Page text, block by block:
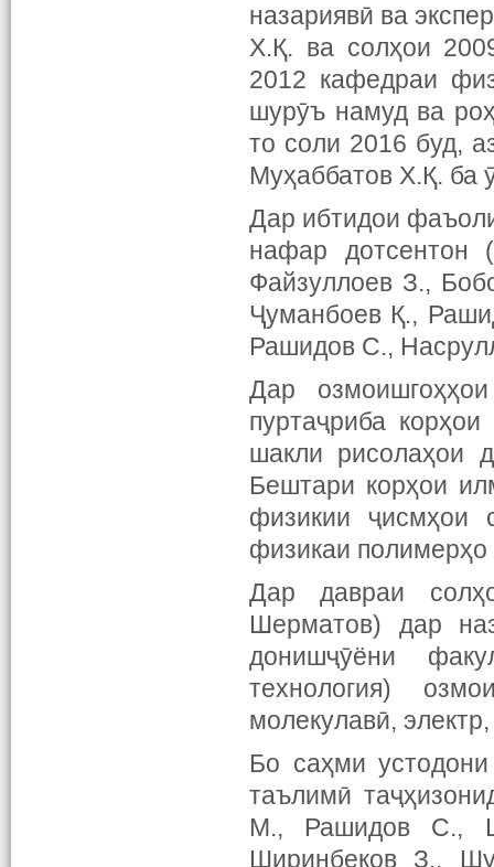
назариявӣ ва
Х.Қ. ва солҳои
2012 кафедраи
шурӯъ намуд ва
то соли 2016 буд,
Муҳаббатов Х.Қ. ба
Дар ибтидои
нафар дотсентон
Файзуллоев З.,
Ҷуманбоев Қ.,
Рашидов С.,
Дар
пуртаҷриба
шакли рисолаҳои
Бештари корҳои
физикии ҷисмҳои
физикаи
Дар давраи
Шерматов) дар
донишҷӯёни
технология)
молекулавӣ,
Бо саҳми
таълимӣ
М., Рашидов С.,
Ширинбеков З.,